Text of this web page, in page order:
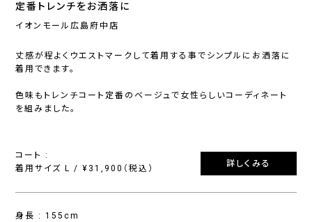
定番トレンチをお洒落に
イオンモール広島府中店
丈感が程よくウエストマークして着用する事でシンプルにお洒落に
着用できます。
色味もトレンチコート定番のベージュで女性らしいコーディネート
を組みました。
コート :
着用サイズ L / ¥31,900（税込）
詳しくみる
身長 : 155cm